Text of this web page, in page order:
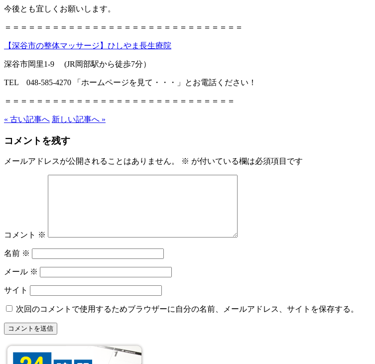
今後とも宜しくお願いします。
＝＝＝＝＝＝＝＝＝＝＝＝＝＝＝＝＝＝＝＝＝＝＝＝＝＝＝＝＝＝
【深谷市の整体マッサージ】ひしやま長生療院
深谷市岡里1-9 (JR岡部駅から徒歩7分）
TEL 048-585-4270 「ホームページを見て・・・」とお電話ください！
＝＝＝＝＝＝＝＝＝＝＝＝＝＝＝＝＝＝＝＝＝＝＝＝＝＝＝＝＝
« 古い記事へ 新しい記事へ »
コメントを残す
メールアドレスが公開されることはありません。 ※ が付いている欄は必須項目です
コメント ※
名前 ※
メール ※
サイト
次回のコメントで使用するためブラウザーに自分の名前、メールアドレス、サイトを保存する。